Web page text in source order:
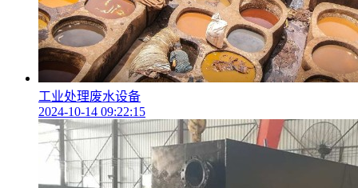
工业处理废水设备
2024-10-14 09:22:15